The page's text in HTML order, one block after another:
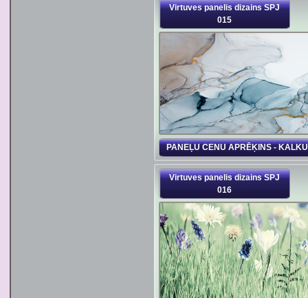
Virtuves panelis dizains SPJ
015
PANEĻU CENU APRĒĶINS -
Virtuves panelis dizains SPJ
016